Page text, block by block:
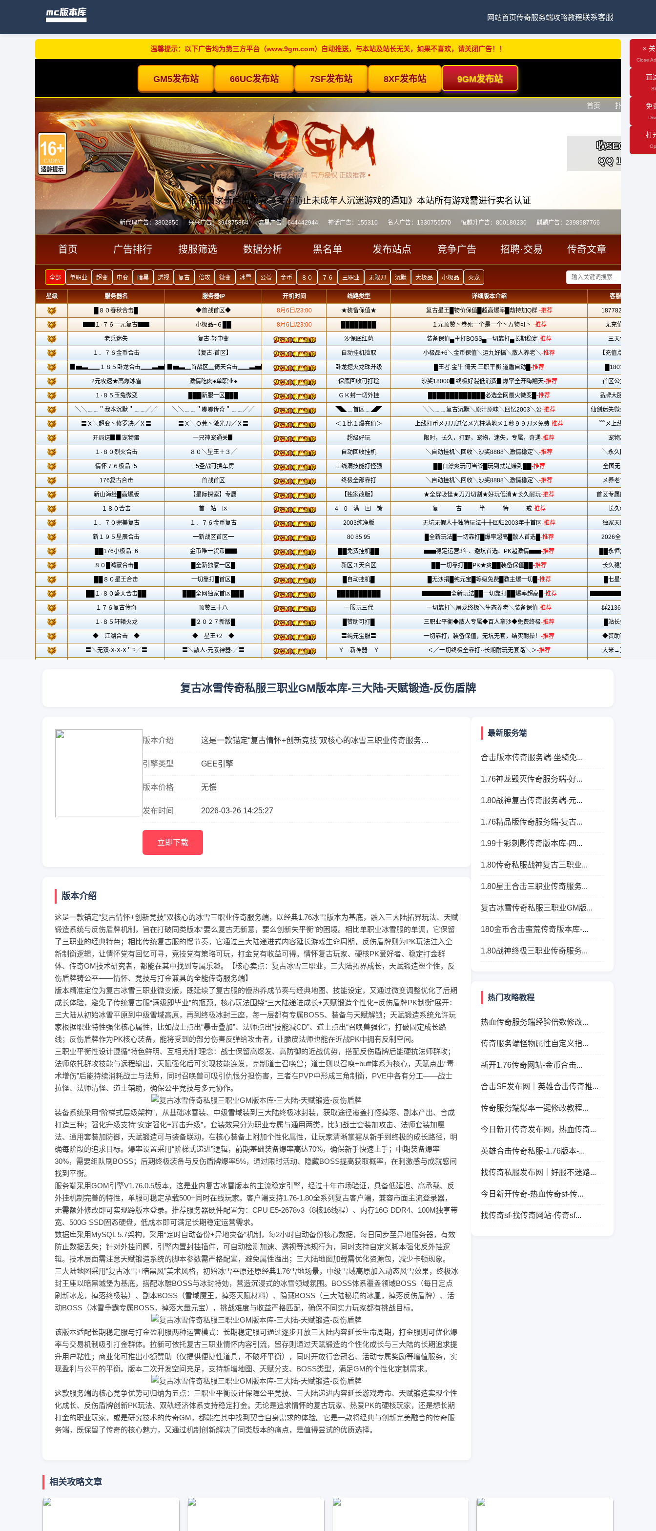
网站首页传奇服务端攻略教程联系客服
温馨提示：以下广告均为第三方平台（www.9gm.com）自动推送，与本站及站长无关，如果不喜欢，请关闭广告！！ ×
Close
直
免
打
复古冰雪传奇私服三职业GM版本库-三大陆-天赋锻造-反伤盾牌
版本介绍
这是一款锚定“复古情怀+创新竞技”双核心的冰雪三职业传奇服务
统与...
引擎类型 GEE引擎
版本价格 无偿
发布时间 2026-03-26 14:25:27
立即下载
版本介绍
这是一款锚定“复古情怀+创新竞技”双核心的冰雪三职业传奇服务端，以经典1.76冰雪版本为基底，融入三大陆拓界玩法、天赋
锻造系统与反伤盾牌机制，旨在打破同类版本“要么复古无新意，要么创新失平衡”的困境。相比单职业冰雪服的单调，它保留
了三职业的经典特色；相比传统复古服的慢节奏，它通过三大陆递进式内容延长游戏生命周期，反伤盾牌则为PK玩法注入全
新制衡逻辑，让情怀党有回忆可寻，竞技党有策略可玩，打金党有收益可得。情怀复古玩家、硬核PK爱好者、稳定打金群
体、传奇GM技术研究者，都能在其中找到专属乐趣。【核心卖点：复古冰雪三职业，三大陆拓界成长，天赋锻造塑个性，反
伤盾牌铸公平——情怀、竞技与打金兼具的全能传奇服务端】
版本精准定位为复古冰雪三职业微变版，既延续了复古服的慢热养成节奏与经典地图、技能设定，又通过微变调整优化了后期
成长体验，避免了传统复古服“满级即毕业”的瓶颈。核心玩法围绕“三大陆递进成长+天赋锻造个性化+反伤盾牌PK制衡”展开：
三大陆从初始冰雪平原到中级雪域高原，再到终极冰封王座，每一层都有专属BOSS、装备与天赋解锁；天赋锻造系统允许玩
家根据职业特性强化核心属性，比如战士点出“暴击叠加”、法师点出“技能减CD”、道士点出“召唤兽强化”，打破固定成长路
线；反伤盾牌作为PK核心装备，能将受到的部分伤害反弹给攻击者，让脆皮法师也能在近战PK中拥有反制空间。
三职业平衡性设计遵循“特色鲜明、互相克制”理念：战士保留高爆发、高防御的近战优势，搭配反伤盾牌后能硬抗法师群攻；
法师依托群攻技能与远程输出，天赋强化后可实现技能连发，克制道士召唤兽；道士则以召唤+buff体系为核心，天赋点出“毒
术增伤”后能持续消耗战士与法师，同时召唤兽可吸引仇恨分担伤害，三者在PVP中形成三角制衡，PVE中各有分工——战士
拉怪、法师清怪、道士辅助，确保公平竞技与多元协作。
装备系统采用“阶梯式层级架构”，从基础冰雪装、中级雪域装到三大陆终极冰封装，获取途径覆盖打怪掉落、副本产出、合成
打造三种；强化升级支持“安定强化+暴击升级”，套装效果分为职业专属与通用两类，比如战士套装加攻击、法师套装加魔
法、通用套装加防御，天赋锻造可与装备联动，在核心装备上附加个性化属性，让玩家清晰掌握从新手到终极的成长路径，明
确每阶段的追求目标。爆率设置采用“阶梯式递进”逻辑，前期基础装备爆率高达70%，确保新手快速上手；中期装备爆率
30%，需要组队刷BOSS；后期终极装备与反伤盾牌爆率5%，通过限时活动、隐藏BOSS提高获取概率，在刺激感与成就感间
找到平衡。
服务端采用GOM引擎V1.76.0.5版本，这是业内复古冰雪版本的主流稳定引擎，经过十年市场验证，具备低延迟、高承载、反
外挂机制完善的特性，单服可稳定承载500+同时在线玩家。客户端支持1.76-1.80全系列复古客户端，兼容市面主流登录器，
无需额外修改即可实现跨版本登录。推荐服务器硬件配置为：CPU E5-2678v3（8核16线程）、内存16G DDR4、100M独享带
宽、500G SSD固态硬盘，低成本即可满足长期稳定运营需求。
数据库采用MySQL 5.7架构，采用“定时自动备份+异地灾备”机制，每2小时自动备份核心数据，每日同步至异地服务器，有效
防止数据丢失；针对外挂问题，引擎内置封挂插件，可自动检测加速、透视等违规行为，同时支持自定义脚本强化反外挂逻
辑。技术层面需注意天赋锻造系统的脚本参数需严格配置，避免属性溢出；三大陆地图加载需优化资源包，减少卡顿现象。
三大陆地图采用“复古冰雪+暗黑风”美术风格，初始冰雪平原还原经典1.76雪地场景，中级雪域高原加入动态风雪效果，终极冰
封王座以暗黑城堡为基底，搭配冰雕BOSS与冰封特効，营造沉浸式的冰雪领域氛围。BOSS体系覆盖领域BOSS（每日定点
刷新冰龙，掉落终极装）、副本BOSS（雪域魔王，掉落天赋材料）、隐藏BOSS（三大陆秘境的冰凰，掉落反伤盾牌）、活
动BOSS（冰雪争霸专属BOSS，掉落大量元宝），挑战难度与收益严格匹配，确保不同实力玩家都有挑战目标。
该版本适配长期稳定服与打金盈利服两种运营模式：长期稳定服可通过逐步开放三大陆内容延长生命周期，打金服则可优化爆
率与交易机制吸引打金群体。拉新可依托复古三职业情怀内容引流，留存则通过天赋锻造的个性化成长与三大陆的长期追求提
升用户粘性；商业化可推出小额赞助（仅提供便捷性道具，不破坏平衡），同时开放行会冠名、活动专属奖励等增值服务，实
现盈利与公平的平衡。版本二次开发空间充足，支持新增地图、天赋分支、BOSS类型，满足GM的个性化定制需求。
这款服务端的核心竞争优势可归纳为五点：三职业平衡设计保障公平竞技、三大陆递进内容延长游戏寿命、天赋锻造实现个性
化成长、反伤盾牌创新PK玩法、双轨经济体系支持稳定打金。无论是追求情怀的复古玩家、热爱PK的硬核玩家，还是想长期
打金的职业玩家，或是研究技术的传奇GM，都能在其中找到契合自身需求的体验。它是一款将经典与创新完美融合的传奇服
务端，既保留了传奇的核心魅力，又通过机制创新解决了同类版本的痛点，是值得尝试的优质选择。
最新服务端
合击版本传奇服务端-坐骑免...
1.76神龙毁灭传奇服务端-好...
1.80战神复古传奇服务端-元...
1.76精品版传奇服务端-复古...
1.99十彩刺影传奇版本库-四...
1.80传奇私服战神复古三职业...
1.80星王合击三职业传奇服务...
复古冰雪传奇私服三职业GM版...
180金币合击蛮荒传奇版本库-...
1.80战神终极三职业传奇服务...
热门攻略教程
热血传奇服务端经验倍数修改...
传奇服务端怪物属性自定义指...
新开1.76传奇网站-金币合击...
合击SF发布网｜英雄合击传奇推...
传奇服务端爆率一键修改教程...
今日新开传奇发布网，热血传奇...
英雄合击传奇私服-1.76版本-...
找传奇私服发布网｜好服不迷路...
今日新开传奇-热血传奇sf-传...
找传奇sf-找传奇网站-传奇sf...
相关攻略文章